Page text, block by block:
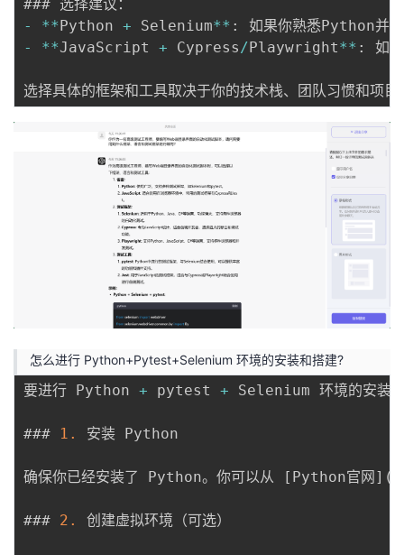
-
**Python + Selenium** :
-
**JavaScript + Cypress/Playwright** : 如
怎么进行 Python+Pytest+Selenium 环境的安装和搭建?
要进行 Python + pytest + Selenium 环境的安装和
### 1. 安装 Python
确保你已经安装了 Python。你可以从 [ Python官网 ] (
### 2. 创建虚拟环境（可选）